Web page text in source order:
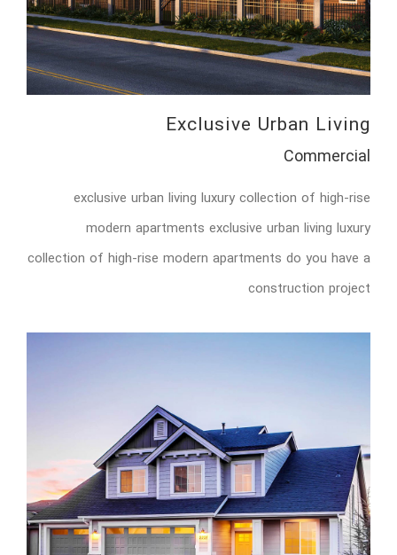
Exclusive Urban Living
Commercial
exclusive urban living luxury collection of high-rise
modern apartments exclusive urban living luxury
collection of high-rise modern apartments do you have a
construction project